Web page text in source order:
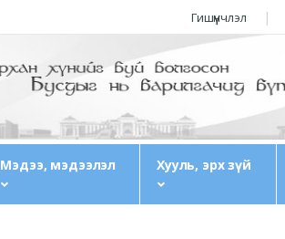
Гишүүнчлэл
Мэдээ, мэдээлэл Хууль, эрх зүй